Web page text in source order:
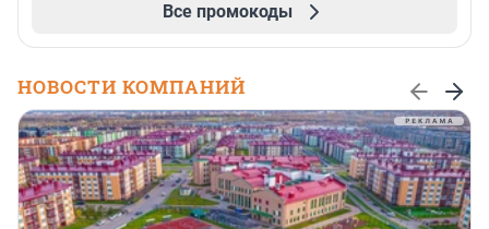
Все промокоды
НОВОСТИ КОМПАНИЙ